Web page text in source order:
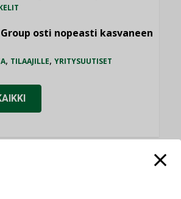
osti nopeasti kasvaneen
, TILAAJILLE, YRITYSUUTISET